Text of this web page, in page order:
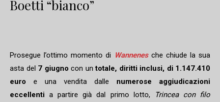
Boetti “bianco”
Prosegue l’ottimo momento di Wannenesche chiude la sua
asta del 7 giugno con un totale, diritti inclusi, di 1.147.410
euro e una vendita dalle numerose aggiudicazioni
eccellenti a partire già dal primo lotto,
Trincea con filo